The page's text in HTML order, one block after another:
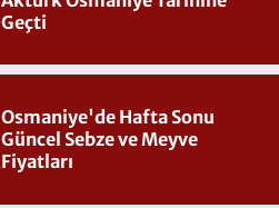
Geçti
Osmaniye'de Hafta Sonu
Güncel Sebze ve Meyve
Fiyatları